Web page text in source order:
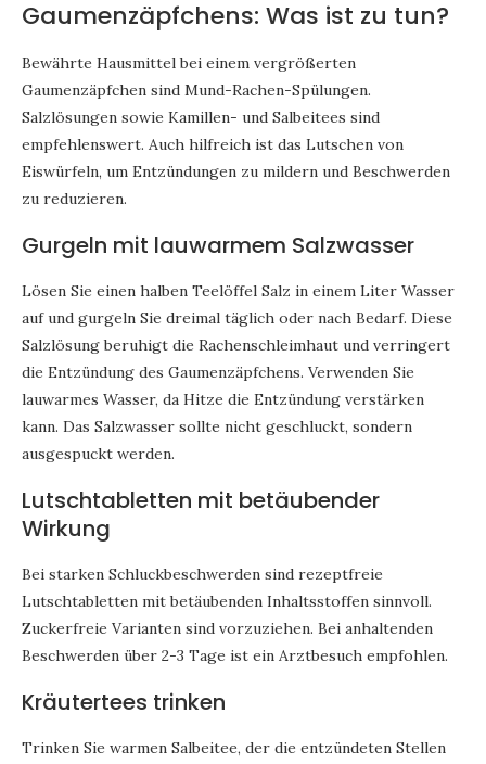
Gaumenzäpfchens: Was ist zu tun?
Bewährte Hausmittel bei einem vergrößerten
Gaumenzäpfchen sind Mund-Rachen-Spülungen.
Salzlösungen sowie Kamillen- und Salbeitees sind
empfehlenswert. Auch hilfreich ist das Lutschen von
Eiswürfeln, um Entzündungen zu mildern und Beschwerden
zu reduzieren.
Gurgeln mit lauwarmem Salzwasser
Lösen Sie einen halben Teelöffel Salz in einem Liter Wasser
auf und gurgeln Sie dreimal täglich oder nach Bedarf. Diese
Salzlösung beruhigt die Rachenschleimhaut und verringert
die Entzündung des Gaumenzäpfchens. Verwenden Sie
lauwarmes Wasser, da Hitze die Entzündung verstärken
kann. Das Salzwasser sollte nicht geschluckt, sondern
ausgespuckt werden.
Lutschtabletten mit betäubender
Wirkung
Bei starken Schluckbeschwerden sind rezeptfreie
Lutschtabletten mit betäubenden Inhaltsstoffen sinnvoll.
Zuckerfreie Varianten sind vorzuziehen. Bei anhaltenden
Beschwerden über 2-3 Tage ist ein Arztbesuch empfohlen.
Kräutertees trinken
Trinken Sie warmen Salbeitee, der die entzündeten Stellen